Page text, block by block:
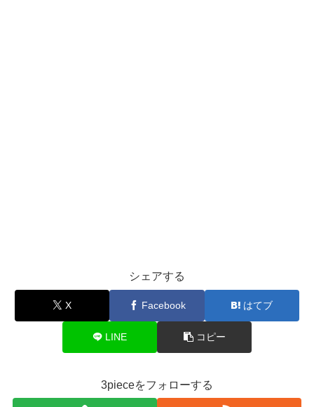
シェアする
X Facebook はてブ
LINE コピー
3pieceをフォローする